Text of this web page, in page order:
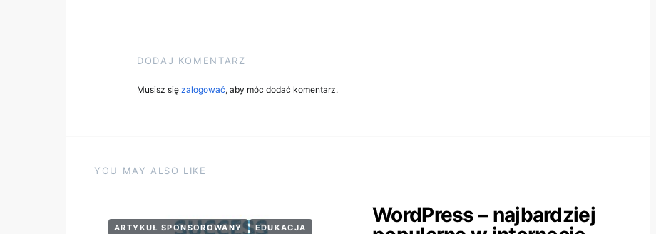
DODAJ KOMENTARZ
Musisz się zalogować, aby móc dodać komentarz.
YOU MAY ALSO LIKE
ARTYKUŁ SPONSOROWANY EDUKACJA
WordPress – najbardziej